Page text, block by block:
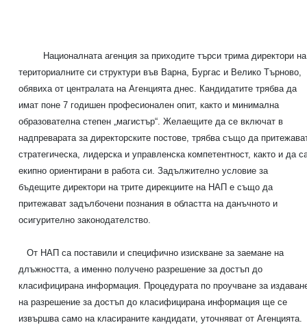
Националната агенция за приходите търси трима директори на
териториалните си структури във Варна, Бургас и Велико Търново,
обявиха от централата на Агенцията днес. Кандидатите трябва да
имат поне 7 годишен професионален опит, както и минимална
образователна степен „магистър“. Желаещите да се включат в
надпреварата за директорските постове, трябва също да
стратегическа, лидерска и управленска компетентност, както и да
екипно ориентирани в работа си. Задължително условие за
бъдещите директори на трите дирекциите на НАП е също да
притежават задълбочени познания в областта на данъчното и
осигурително законодателство.
От НАП са поставили и специфично изискване за заемане на
длъжността, а именно получено разрешение за достъп до
класифицирана информация. Процедурата по проучване за
на разрешение за достъп до класифицирана информация ще се
извършва само на класираните кандидати, уточняват от Агенцията.